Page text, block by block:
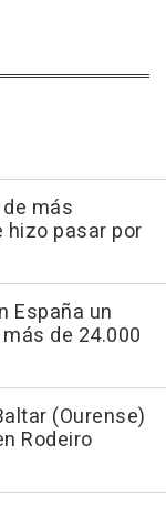
más
hizo pasar por
España un
de 24.000
(Ourense)
Rodeiro